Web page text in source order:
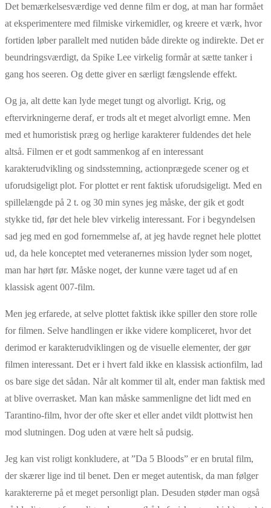
Det bemærkelsesværdige ved denne film er dog, at man har formået
at eksperimentere med filmiske virkemidler, og kreere et værk, hvor
fortiden løber parallelt med nutiden både direkte og indirekte. Det er
beundringsværdigt, da Spike Lee virkelig formår at sætte tanker i
gang hos seeren. Og dette giver en særligt fængslende effekt.
Og ja, alt dette kan lyde meget tungt og alvorligt. Krig, og
eftervirkningerne deraf, er trods alt et meget alvorligt emne. Men
med et humoristisk præg og herlige karakterer fuldendes det hele
altså. Filmen er et godt sammenkog af en interessant
karakterudvikling og sindsstemning, actionprægede scener og et
uforudsigeligt plot. For plottet er rent faktisk uforudsigeligt. Med en
spillelængde på 2 t. og 30 min synes jeg måske, der gik et godt
stykke tid, før det hele blev virkelig interessant. For i begyndelsen
sad jeg med en god fornemmelse af, at jeg havde regnet hele plottet
ud, da hele konceptet med veteranernes mission lyder som noget,
man har hørt før. Måske noget, der kunne være taget ud af en
klassisk agent 007-film.
Men jeg erfarede, at selve plottet faktisk ikke spiller den store rolle
for filmen. Selve handlingen er ikke videre kompliceret, hvor det
derimod er karakterudviklingen og de visuelle elementer, der gør
filmen interessant. Det er i hvert fald ikke en klassisk actionfilm, lad
os bare sige det sådan. Når alt kommer til alt, ender man faktisk med
at blive overrasket. Man kan måske sammenligne det lidt med en
Tarantino-film, hvor der ofte sker et eller andet vildt plottwist hen
mod slutningen. Dog uden at være helt så pudsig.
Jeg kan vist roligt konkludere, at ”Da 5 Bloods” er en brutal film,
der skærer lige ind til benet. Den er meget autentisk, da man følger
karaktererne på et meget personligt plan. Desuden støder man også